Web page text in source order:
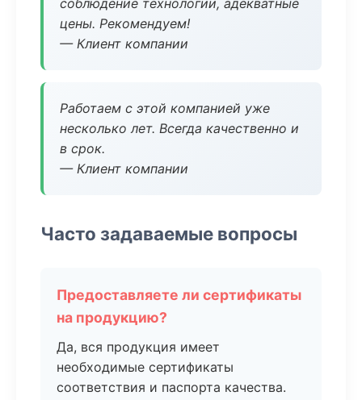
соблюдение технологии, адекватные
цены. Рекомендуем!
— Клиент компании
Работаем с этой компанией уже
несколько лет. Всегда качественно и
в срок.
— Клиент компании
Часто задаваемые вопросы
Предоставляете ли сертификаты
на продукцию?
Да, вся продукция имеет
необходимые сертификаты
соответствия и паспорта качества.